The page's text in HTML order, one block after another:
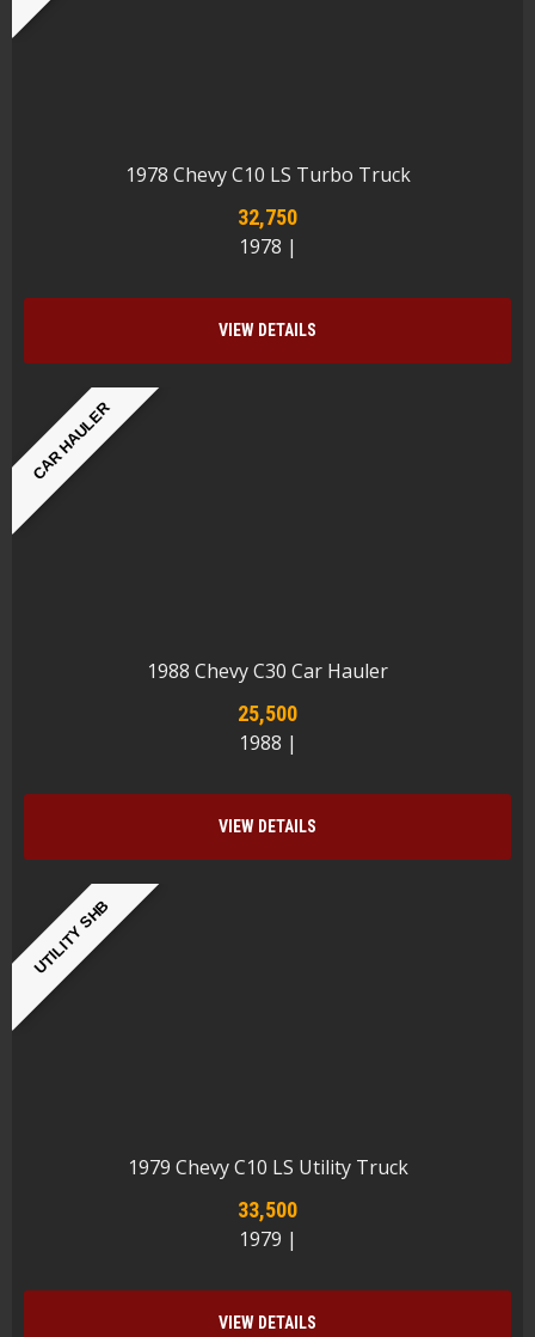
1978 Chevy C10 LS Turbo Truck
32,750
1978 |
VIEW DETAILS
CAR HAULER
1988 Chevy C30 Car Hauler
25,500
1988 |
VIEW DETAILS
UTILITY SHB
1979 Chevy C10 LS Utility Truck
33,500
1979 |
VIEW DETAILS